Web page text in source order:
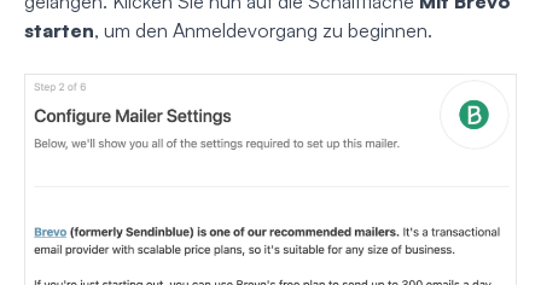
starten, um den Anmeldevorgang zu beginnen.